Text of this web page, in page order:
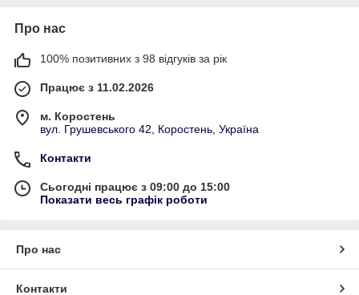
Про нас
100% позитивних з 98 відгуків за рік
Працює з 11.02.2026
м. Коростень
вул. Грушевського 42, Коростень, Україна
Контакти
Сьогодні працює з 09:00 до 15:00
Показати весь графік роботи
Про нас
Контакти